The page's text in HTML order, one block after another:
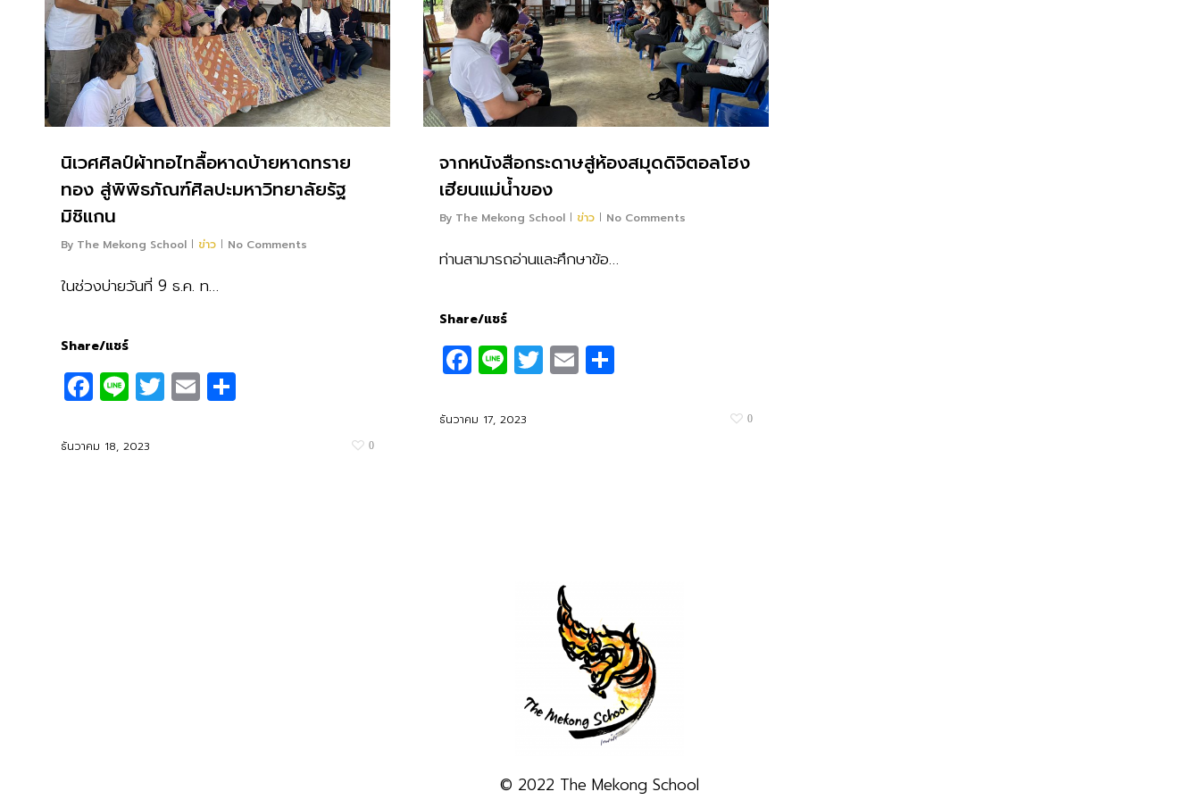
นิเวศศิลป์ผ้าทอไทลื้อหาดบ้ายหาดทราย
ทอง สู่พิพิธภัณฑ์ศิลปะมหาวิทยาลัยรัฐ
มิชิแกน
By The Mekong School ข่าว No Comments
ในช่วงบ่ายวันที่ 9 ธ.ค. ท…
Share/แชร์
Facebook
LineTwitter
Email
ธันวาคม 18, 2023 0
จากหนังสือกระดาษสู่ห้องสมุดดิจิตอลโฮง
เฮียนแม่น้ำของ
By The Mekong School ข่าว No Comments
ท่านสามารถอ่านและศึกษาข้อ…
Share/แชร์
Facebook
LineTwitter
Email
ธันวาคม 17, 2023 0
© 2022 The Mekong School